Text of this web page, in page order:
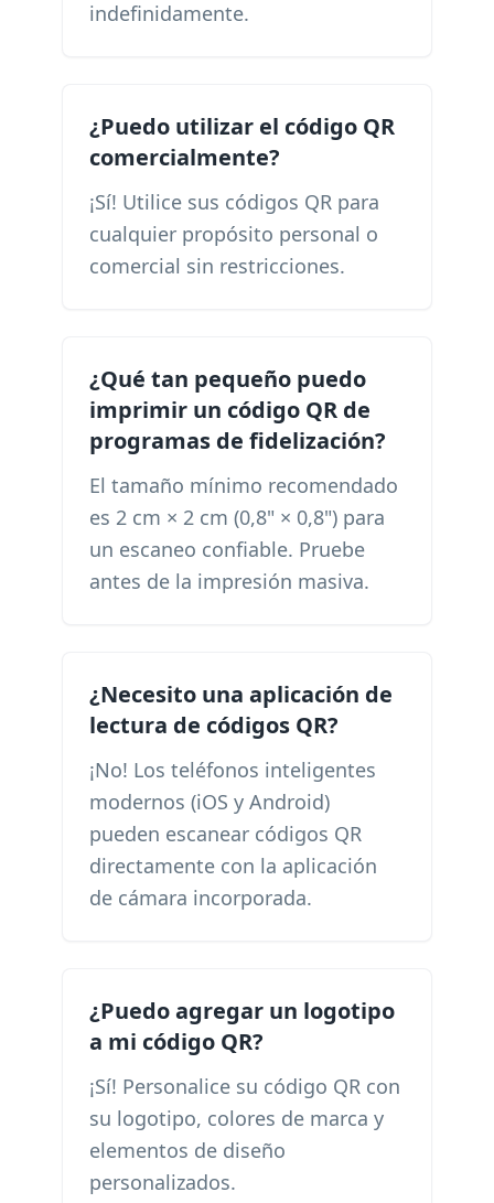
indefinidamente.
¿Puedo utilizar el código QR
comercialmente?
¡Sí! Utilice sus códigos QR para
cualquier propósito personal o
comercial sin restricciones.
¿Qué tan pequeño puedo
imprimir un código QR de
programas de fidelización?
El tamaño mínimo recomendado
es 2 cm × 2 cm (0,8" × 0,8") para
un escaneo confiable. Pruebe
antes de la impresión masiva.
¿Necesito una aplicación de
lectura de códigos QR?
¡No! Los teléfonos inteligentes
modernos (iOS y Android)
pueden escanear códigos QR
directamente con la aplicación
de cámara incorporada.
¿Puedo agregar un logotipo
a mi código QR?
¡Sí! Personalice su código QR con
su logotipo, colores de marca y
elementos de diseño
personalizados.